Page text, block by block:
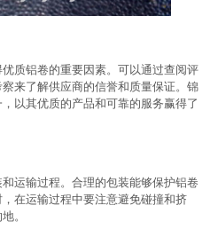
质铝卷的重要因素。可以通过查阅评
来了解供应商的信誉和质量保证。锦
以其优质的产品和可靠的服务赢得了
运输过程。合理的包装能够保护铝卷
在运输过程中要注意避免碰撞和挤
。